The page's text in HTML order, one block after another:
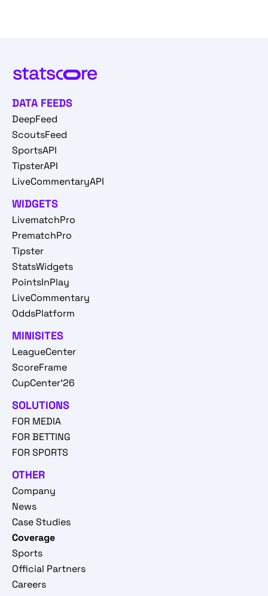
DATA FEEDS
DeepFeed
ScoutsFeed
SportsAPI
TipsterAPI
LiveCommentaryAPI
WIDGETS
LivematchPro
PrematchPro
Tipster
StatsWidgets
PointsInPlay
LiveCommentary
OddsPlatform
MINISITES
LeagueCenter
ScoreFrame
CupCenter'26
SOLUTIONS
FOR MEDIA
FOR BETTING
FOR SPORTS
OTHER
Company
News
Case Studies
Coverage
Sports
Official Partners
Careers